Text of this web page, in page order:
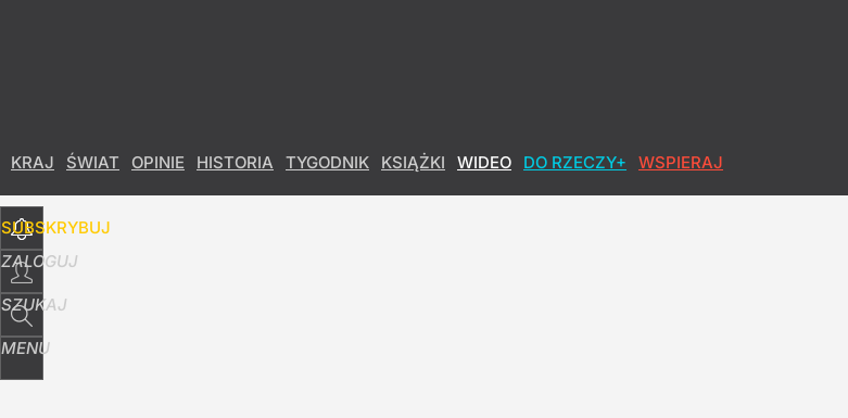
KRAJ ŚWIAT OPINIE HISTORIA TYGODNIK KSIĄŻKI WIDEO DO RZECZY+ WSPIERAJ
SUBSKRYBUJ
ZALOGUJ
SZUKAJ
MENU